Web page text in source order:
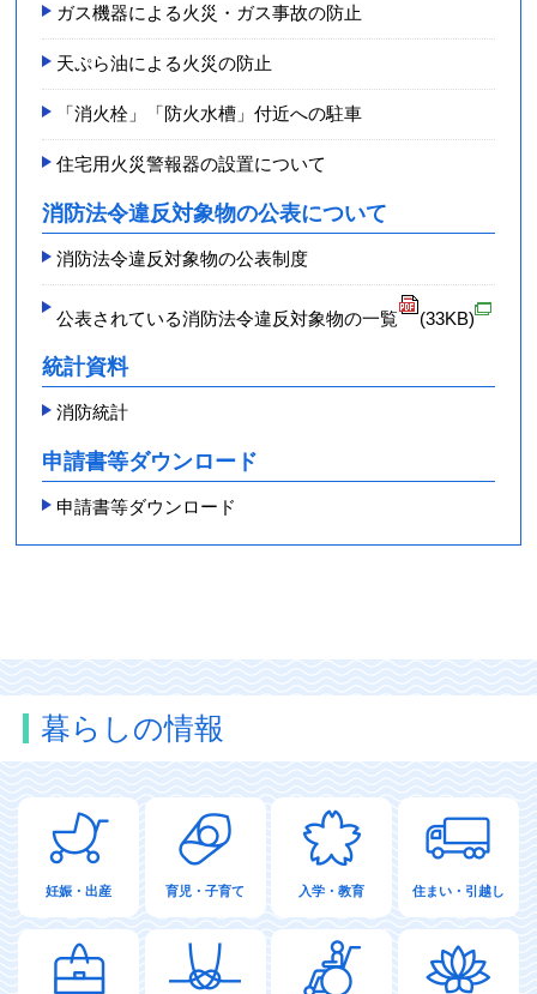
ガス機器による火災・ガス事故の防止
天ぷら油による火災の防止
「消火栓」「防火水槽」付近への駐車
住宅用火災警報器の設置について
消防法令違反対象物の公表について
消防法令違反対象物の公表制度
公表されている消防法令違反対象物の一覧 (33KB)
統計資料
消防統計
申請書等ダウンロード
申請書等ダウンロード
暮らしの情報
妊娠・出産 育児・子育て 入学・教育 住まい・引越し